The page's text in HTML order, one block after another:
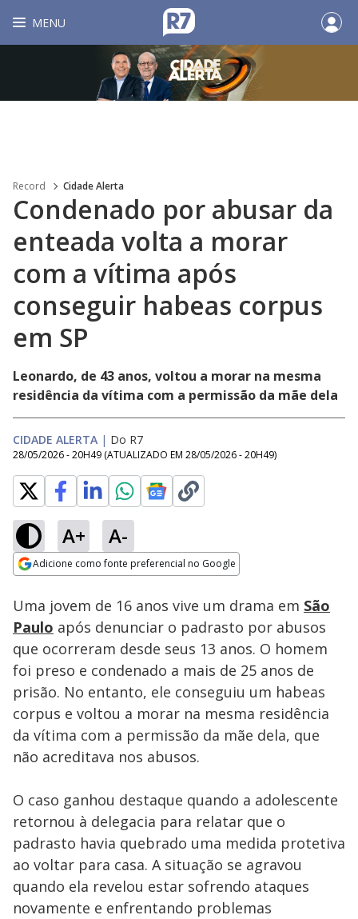
MENU
Record Cidade Alerta
Condenado por abusar da
enteada volta a morar
com a vítima após
conseguir habeas corpus
em SP
Leonardo, de 43 anos, voltou a morar na mesma
residência da vítima com a permissão da mãe dela
CIDADE ALERTA | Do R7
28/05/2026 - 20H49 (ATUALIZADO EM 28/05/2026 - 20H49)
A+ A-
Adicione como fonte preferencial no Google
Ativar
Loaded:
12.30%
Uma jovem de 16 anos vive um drama em São
Paulo após denunciar o padrasto por abusos
que ocorreram desde seus 13 anos. O homem
foi preso e condenado a mais de 25 anos de
prisão. No entanto, ele conseguiu um habeas
corpus e voltou a morar na mesma residência
da vítima com a permissão da mãe dela, que
não acreditava nos abusos.
O caso ganhou destaque quando a adolescente
retornou à delegacia para relatar que o
padrasto havia quebrado uma medida protetiva
ao voltar para casa. A situação se agravou
quando ela revelou estar sofrendo ataques
novamente e enfrentando problemas